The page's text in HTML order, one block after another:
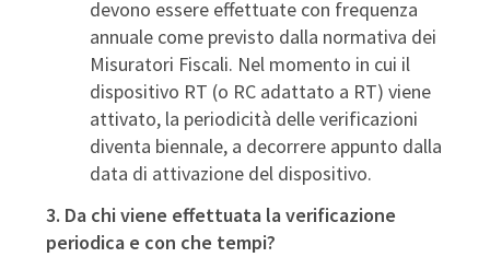
devono essere effettuate con frequenza
annuale come previsto dalla normativa dei
Misuratori Fiscali. Nel momento in cui il
dispositivo RT (o RC adattato a RT) viene
attivato, la periodicità delle verificazioni
diventa biennale, a decorrere appunto dalla
data di attivazione del dispositivo.
3. Da chi viene effettuata la verificazione
periodica e con che tempi?